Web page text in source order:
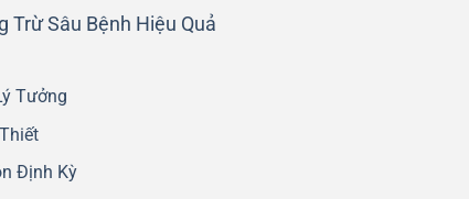
Trừ Sâu Bệnh Hiệu Quả
Tưởng
Định Kỳ